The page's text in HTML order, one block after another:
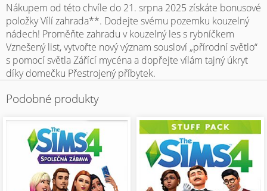
Nákupem od této chvíle do 21. srpna 2025 získáte bonusové
položky Vílí zahrada**. Dodejte svému pozemku kouzelný
nádech! Proměňte zahradu v kouzelný les s rybníčkem
Vznešený list, vytvořte nový význam sousloví „přírodní světlo“
s pomocí světla Zářící mycéna a dopřejte vílám tajný úkryt
díky domečku Přestrojený příbytek.
Podobné produkty